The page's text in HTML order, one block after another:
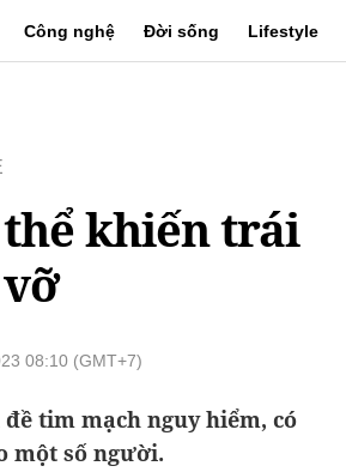
Công nghệ Đời sống Lifestyle
khiến trái
08:10 (GMT+7)
tim mạch nguy hiểm, có
một số người.